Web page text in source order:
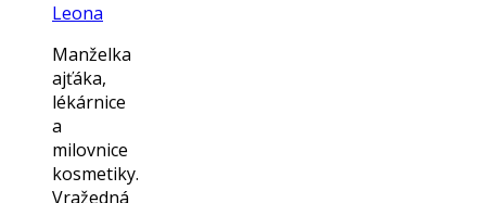
Leona
Manželka
ajťáka,
lékárnice
a
milovnice
kosmetiky.
Vražedná